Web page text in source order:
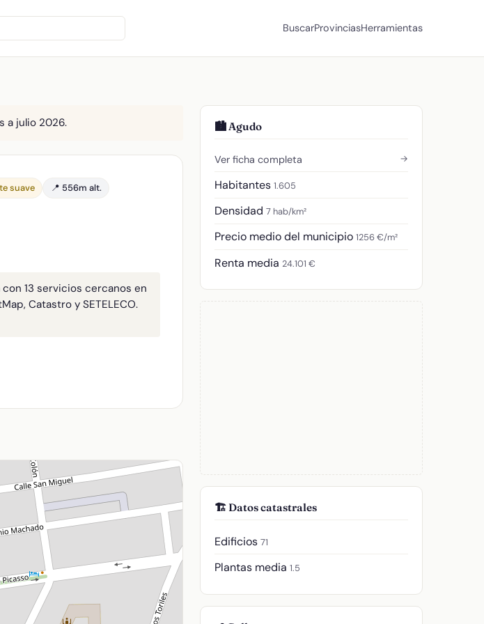
BuscarProvinciasHerramientas
a julio 2026.
suave 📍 556m alt.
con 13 servicios cercanos en
Catastro y SETELECO.
🏙️ Agudo
Ver ficha completa →
Habitantes 1.605
Densidad 7 hab/km²
Precio medio del municipio 1256 €/m²
Renta media 24.101 €
🏗️ Datos catastrales
Edificios 71
Plantas media 1.5